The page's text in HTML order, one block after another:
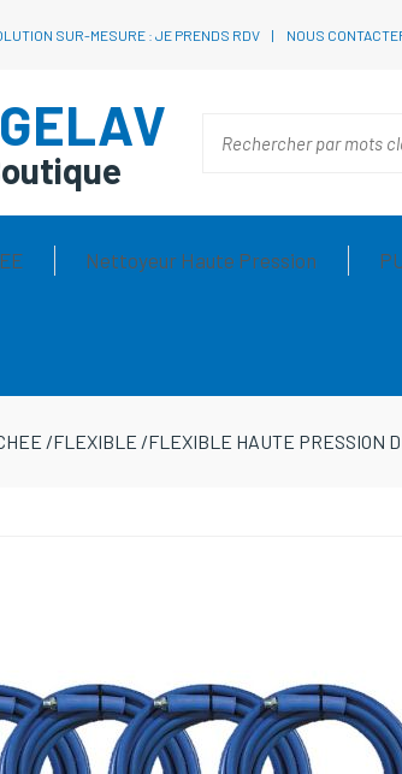
SUR-MESURE : JE PRENDS RDV NOUS
Nettoyeur Haute Pression
/FLEXIBLE /FLEXIBLE HAUTE PRESSION